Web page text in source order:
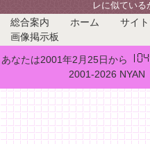
レに似ている
総合案内 ホーム サイ
画像掲示板
あなたは2001年2月25日から
2001-2026